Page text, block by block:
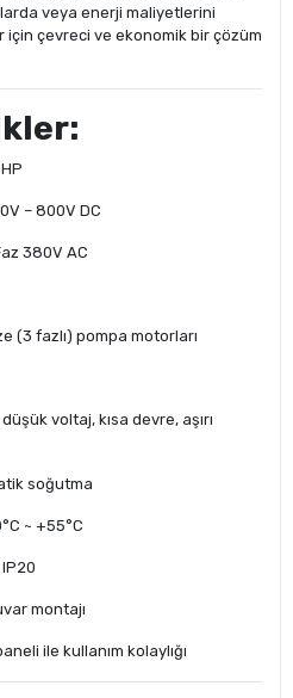
veya enerji maliyetlerini
için çevreci ve ekonomik bir çözüm
– 800V DC
380V AC
(3 fazlı) pompa motorları
düşük voltaj, kısa devre, aşırı
soğutma
~ +55°C
IP20
montajı
ile kullanım kolaylığı